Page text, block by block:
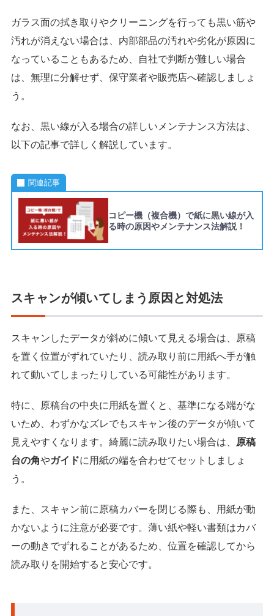
ガラス面の拭き取りやクリーニングを行っても黒い筋や
汚れが消えない場合は、内部部品の汚れや劣化が原因に
なっていることもあるため、自社で判断が難しい場合
は、無理に分解せず、保守業者や販売店へ確認しましょ
う。
なお、黒い線が入る場合の詳しいメンテナンス方法は、
以下の記事で詳しく解説しています。
関連記事
コピー機（複合機）で紙に黒い線が入
る時の原因やメンテナンス法解説！
スキャンが傾いてしまう原因と対処法
スキャンしたデータが斜めに傾いて見える場合は、原稿
を置く位置がずれていたり、読み取り前に用紙へ手が触
れて動いてしまったりしている可能性があります。
特に、原稿台の中央に用紙を置くと、基準になる端がな
いため、わずかなズレでもスキャン後のデータが傾いて
見えやすくなります。綺麗に読み取りたい場合は、
原稿
台の角やガイドに用紙の端を合わせてセットしましょ
う。
また、スキャン前に原稿カバーを閉じる際も、用紙が動
かないように注意が必要です。薄い紙や軽い書類はカバ
ーの動きでずれることがあるため、位置を確認してから
読み取りを開始すると安心です。